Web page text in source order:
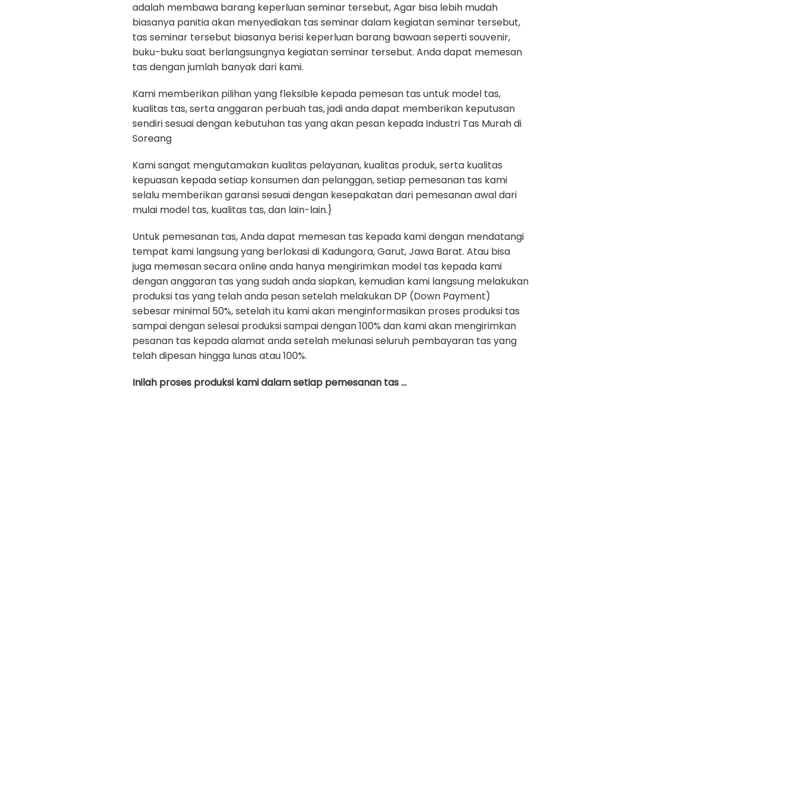
adalah membawa barang keperluan seminar tersebut, Agar bisa lebih mudah
biasanya panitia akan menyediakan tas seminar dalam kegiatan seminar tersebut,
tas seminar tersebut biasanya berisi keperluan barang bawaan seperti souvenir,
buku-buku saat berlangsungnya kegiatan seminar tersebut. Anda dapat memesan
tas dengan jumlah banyak dari kami.
Kami memberikan pilihan yang fleksible kepada pemesan tas untuk model tas,
kualitas tas, serta anggaran perbuah tas, jadi anda dapat memberikan keputusan
sendiri sesuai dengan kebutuhan tas yang akan pesan kepada Industri Tas Murah di
Soreang
Kami sangat mengutamakan kualitas pelayanan, kualitas produk, serta kualitas
kepuasan kepada setiap konsumen dan pelanggan, setiap pemesanan tas kami
selalu memberikan garansi sesuai dengan kesepakatan dari pemesanan awal dari
mulai model tas, kualitas tas, dan lain-lain.}
Untuk pemesanan tas, Anda dapat memesan tas kepada kami dengan mendatangi
tempat kami langsung yang berlokasi di Kadungora, Garut, Jawa Barat. Atau bisa
juga memesan secara online anda hanya mengirimkan model tas kepada kami
dengan anggaran tas yang sudah anda siapkan, kemudian kami langsung melakukan
produksi tas yang telah anda pesan setelah melakukan DP (Down Payment)
sebesar minimal 50%, setelah itu kami akan menginformasikan proses produksi tas
sampai dengan selesai produksi sampai dengan 100% dan kami akan mengirimkan
pesanan tas kepada alamat anda setelah melunasi seluruh pembayaran tas yang
telah dipesan hingga lunas atau 100%.
Inilah proses produksi kami dalam setiap pemesanan tas …